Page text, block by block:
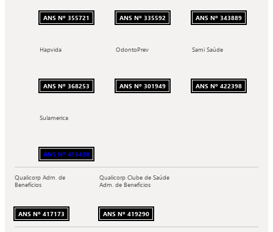
ANS Nº 355721 ANS Nº 335592 ANS Nº 343889
Hapvida
ANS Nº 368253
OdontoPrev
ANS Nº 301949
Sami Saúde
ANS Nº 422398
Sulamerica
ANS Nº 416428
Qualicorp Adm. de
Benefícios
ANS Nº 417173
Qualicorp Clube de Saúde
Adm. de Benefícios
ANS Nº 419290